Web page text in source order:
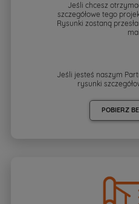
Jeśli chcesz
szczegółowe tego
Rysunki zostaną
Jeśli jesteś naszym
rysunki
POBIERZ